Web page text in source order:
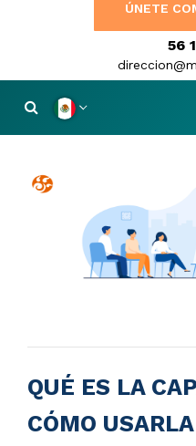
ÚNETE
56
QUÉ ES LA
CÓMO USARLA